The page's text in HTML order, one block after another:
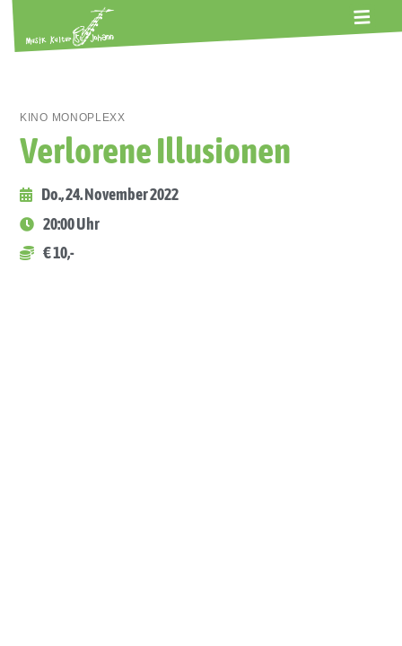
KINO MONOPLEXX
Verlorene Illusionen
Do., 24. November 2022
20:00 Uhr
€ 10,-